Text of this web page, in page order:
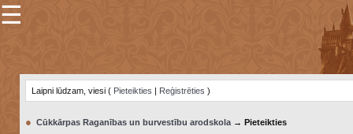
×
☰
Laipni lūdzam, viesi ( Pieteikties | Reģistrēties )
● Cūkkārpas Raganības un burvestību arodskola→ Pieteikties